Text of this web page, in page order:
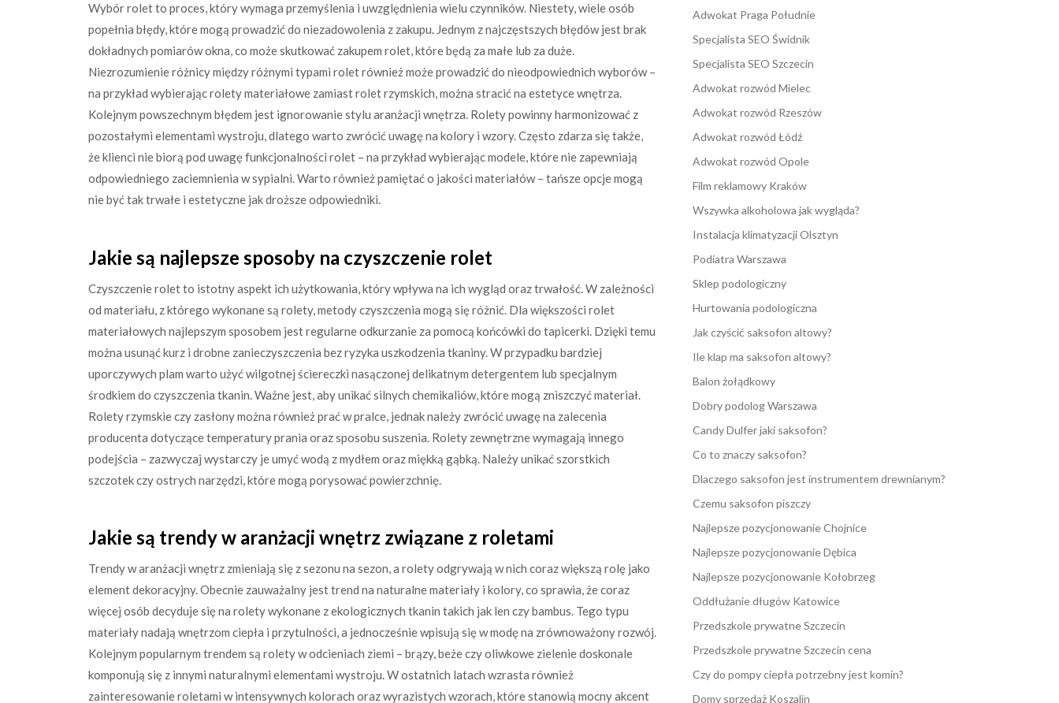
Wybór rolet to proces, który wymaga przemyślenia i uwzględnienia wielu czynników. Niestety, wiele osób
popełnia błędy, które mogą prowadzić do niezadowolenia z zakupu. Jednym z najczęstszych błędów jest brak
dokładnych pomiarów okna, co może skutkować zakupem rolet, które będą za małe lub za duże.
Niezrozumienie różnicy między różnymi typami rolet również może prowadzić do nieodpowiednich wyborów –
na przykład wybierając rolety materiałowe zamiast rolet rzymskich, można stracić na estetyce wnętrza.
Kolejnym powszechnym błędem jest ignorowanie stylu aranżacji wnętrza. Rolety powinny harmonizować z
pozostałymi elementami wystroju, dlatego warto zwrócić uwagę na kolory i wzory. Często zdarza się także,
że klienci nie biorą pod uwagę funkcjonalności rolet – na przykład wybierając modele, które nie zapewniają
odpowiedniego zaciemnienia w sypialni. Warto również pamiętać o jakości materiałów – tańsze opcje mogą
nie być tak trwałe i estetyczne jak droższe odpowiedniki.
Jakie są najlepsze sposoby na czyszczenie rolet
Czyszczenie rolet to istotny aspekt ich użytkowania, który wpływa na ich wygląd oraz trwałość. W zależności
od materiału, z którego wykonane są rolety, metody czyszczenia mogą się różnić. Dla większości rolet
materiałowych najlepszym sposobem jest regularne odkurzanie za pomocą końcówki do tapicerki. Dzięki temu
można usunąć kurz i drobne zanieczyszczenia bez ryzyka uszkodzenia tkaniny. W przypadku bardziej
uporczywych plam warto użyć wilgotnej ściereczki nasączonej delikatnym detergentem lub specjalnym
środkiem do czyszczenia tkanin. Ważne jest, aby unikać silnych chemikaliów, które mogą zniszczyć materiał.
Rolety rzymskie czy zasłony można również prać w pralce, jednak należy zwrócić uwagę na zalecenia
producenta dotyczące temperatury prania oraz sposobu suszenia. Rolety zewnętrzne wymagają innego
podejścia – zazwyczaj wystarczy je umyć wodą z mydłem oraz miękką gąbką. Należy unikać szorstkich
szczotek czy ostrych narzędzi, które mogą porysować powierzchnię.
Jakie są trendy w aranżacji wnętrz związane z roletami
Trendy w aranżacji wnętrz zmieniają się z sezonu na sezon, a rolety odgrywają w nich coraz większą rolę jako
element dekoracyjny. Obecnie zauważalny jest trend na naturalne materiały i kolory, co sprawia, że coraz
więcej osób decyduje się na rolety wykonane z ekologicznych tkanin takich jak len czy bambus. Tego typu
materiały nadają wnętrzom ciepła i przytulności, a jednocześnie wpisują się w modę na zrównoważony rozwój.
Kolejnym popularnym trendem są rolety w odcieniach ziemi – brązy, beże czy oliwkowe zielenie doskonale
komponują się z innymi naturalnymi elementami wystroju. W ostatnich latach wzrasta również
zainteresowanie roletami w intensywnych kolorach oraz wyrazistych wzorach, które stanowią mocny akcent
Adwokat Praga Południe
Specjalista SEO Świdnik
Specjalista SEO Szczecin
Adwokat rozwód Mielec
Adwokat rozwód Rzeszów
Adwokat rozwód Łódź
Adwokat rozwód Opole
Film reklamowy Kraków
Wszywka alkoholowa jak wygląda?
Instalacja klimatyzacji Olsztyn
Podiatra Warszawa
Sklep podologiczny
Hurtowania podologiczna
Jak czyścić saksofon altowy?
Ile klap ma saksofon altowy?
Balon żołądkowy
Dobry podolog Warszawa
Candy Dulfer jaki saksofon?
Co to znaczy saksofon?
Dlaczego saksofon jest instrumentem drewnianym?
Czemu saksofon piszczy
Najlepsze pozycjonowanie Chojnice
Najlepsze pozycjonowanie Dębica
Najlepsze pozycjonowanie Kołobrzeg
Oddłużanie długów Katowice
Przedszkole prywatne Szczecin
Przedszkole prywatne Szczecin cena
Czy do pompy ciepła potrzebny jest komin?
Domy sprzedaż Koszalin